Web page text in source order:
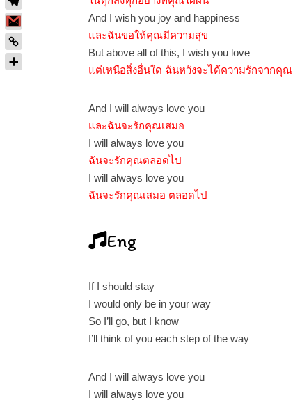
And I wish you joy and happiness
และฉันขอให้คุณมีความสุข
But above all of this, I wish you love
แต่เหนือสิ่งอื่นใด ฉันหวังจะได้ความรักจากคุณ
And I will always love you
และฉันจะรักคุณเสมอ
I will always love you
ฉันจะรักคุณตลอดไป
I will always love you
ฉันจะรักคุณเสมอ ตลอดไป
Eng
If I should stay
I would only be in your way
So I’ll go, but I know
I’ll think of you each step of the way
And I will always love you
I will always love you